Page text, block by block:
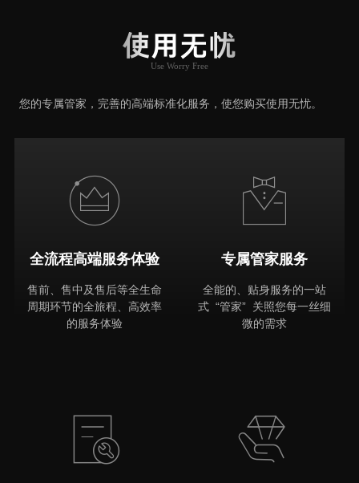
使用无忧
Use Worry Free
您的专属管家，完善的高端标准化服务，使您购买使用无忧。
全流程高端服务体验
售前、售中及售后等全生命
周期环节的全旅程、高效率
的服务体验
专属管家服务
全能的、贴身服务的一站
式 “管家” 关照您每一丝细
微的需求